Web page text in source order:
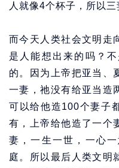
人就像4个杯子，所以
而今天人类社会文明走
是人能想出来的吗？
的。因为上帝把亚当、
一妻，祂没有给亚当造
可以给他造100个妻子
有，上帝给他造了一个
妻，一生一世，一心
庭。所以最后人类文明